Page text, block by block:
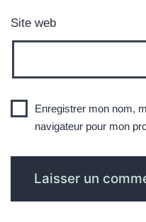
Site web
Enregistrer mon nom,
navigateur pour mon